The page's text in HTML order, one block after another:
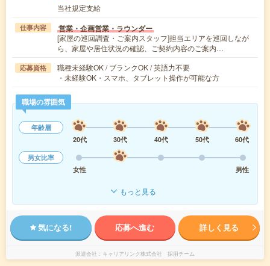
当社規定支給
仕事内容 営業・企画営業・ラウンダー
[家屋の巡回調査・ご案内スタッフ]担当エリアを巡回しなが
ら、家屋や居住状況の確認、ご契約内容のご案内…
応募資格
職種未経験OK / ブランクOK / 英語力不要
・未経験OK・スマホ、タブレット操作が可能な方
職場の雰囲気
年齢層
20代
30代 40代 50代
60代
男女比率
女性
男性
もっと見る
気になる! 応募へ進む 詳しく見る
派遣会社 キャリアリンク株式会社 採用チーム